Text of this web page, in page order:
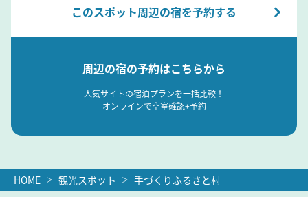
このスポット周辺の宿を予約する
周辺の宿の予約はこちらから
人気サイトの宿泊プランを一括比較！
オンラインで空室確認+予約
HOME 観光スポット 手づくりふるさと村